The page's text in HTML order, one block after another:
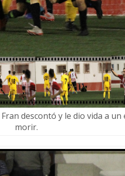
descontó y le dio vida a
morir.